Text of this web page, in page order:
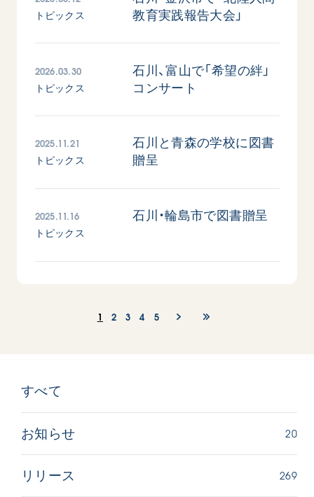
【被爆証言】「原爆の子」として生きた80年
広島県 早志百…
「三つ
トピックス
教育実践報告大会」
2026.03.30
トピックス
石川、富山で「希望の絆」
コンサート
2025.11.21
トピックス
石川と青森の学校に図書
贈呈
2025.11.16
トピックス
石川・輪島市で図書贈呈
1 2 3 4 5
すべて
お知らせ 20
リリース 269